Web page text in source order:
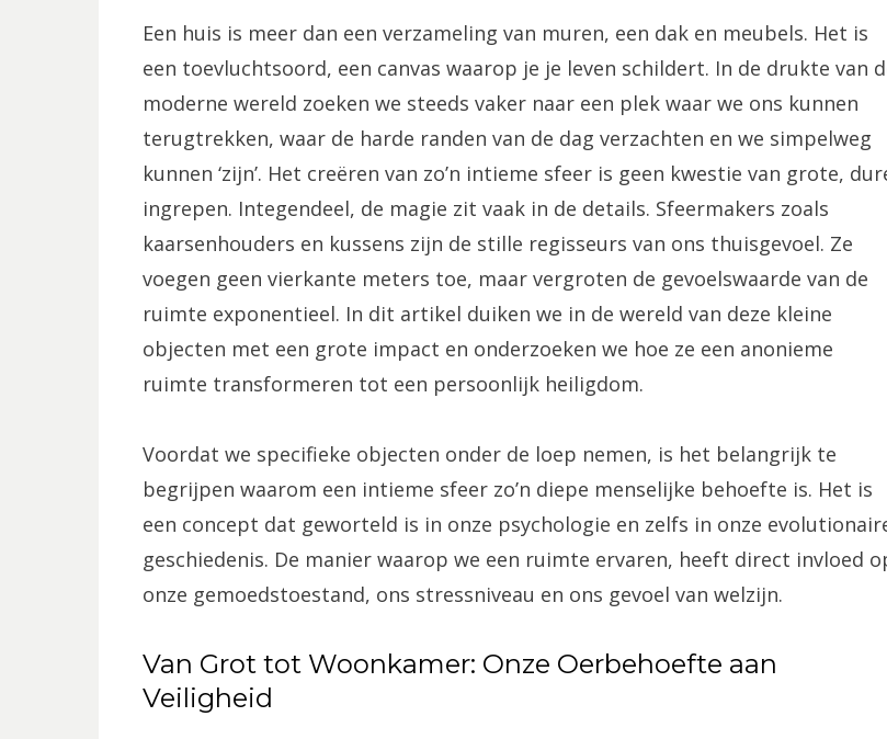
Een huis is meer dan een verzameling van muren, een dak en meubels. Het is
een toevluchtsoord, een canvas waarop je je leven schildert. In de drukte van
moderne wereld zoeken we steeds vaker naar een plek waar we ons kunnen
terugtrekken, waar de harde randen van de dag verzachten en we simpelweg
kunnen ‘zijn’. Het creëren van zo’n intieme sfeer is geen kwestie van grote,
ingrepen. Integendeel, de magie zit vaak in de details. Sfeermakers zoals
kaarsenhouders en kussens zijn de stille regisseurs van ons thuisgevoel. Ze
voegen geen vierkante meters toe, maar vergroten de gevoelswaarde van de
ruimte exponentieel. In dit artikel duiken we in de wereld van deze kleine
objecten met een grote impact en onderzoeken we hoe ze een anonieme
ruimte transformeren tot een persoonlijk heiligdom.
Voordat we specifieke objecten onder de loep nemen, is het belangrijk te
begrijpen waarom een intieme sfeer zo’n diepe menselijke behoefte is. Het is
een concept dat geworteld is in onze psychologie en zelfs in onze
geschiedenis. De manier waarop we een ruimte ervaren, heeft direct invloed
onze gemoedstoestand, ons stressniveau en ons gevoel van welzijn.
Van Grot tot Woonkamer: Onze Oerbehoefte aan
Veiligheid